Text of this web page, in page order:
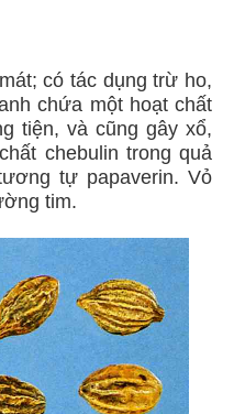
có tác dụng trừ ho,
chứa một hoạt chất
tiện, và cũng gây xổ,
chebulin trong quả
tự papaverin. Vỏ
tim.